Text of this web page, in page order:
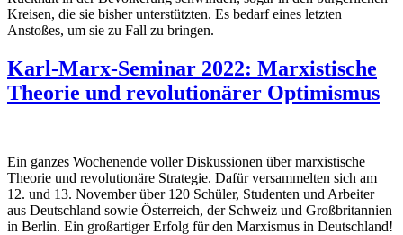
Kreisen, die sie bisher unterstützten. Es bedarf eines letzten
Anstoßes, um sie zu Fall zu bringen.
Karl-Marx-Seminar 2022: Marxistische
Theorie und revolutionärer Optimismus
Ein ganzes Wochenende voller Diskussionen über marxistische
Theorie und revolutionäre Strategie. Dafür versammelten sich am
12. und 13. November über 120 Schüler, Studenten und Arbeiter
aus Deutschland sowie Österreich, der Schweiz und Großbritannien
in Berlin. Ein großartiger Erfolg für den Marxismus in Deutschland!